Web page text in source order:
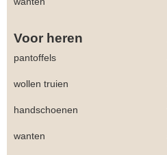
Voor heren
pantoffels
wollen truien
handschoenen
wanten